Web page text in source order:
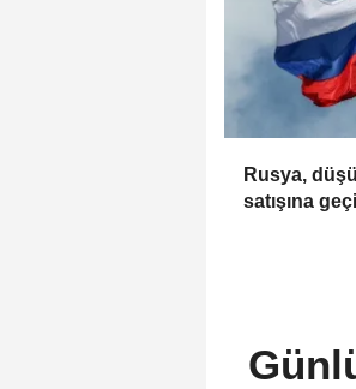
Rusya,
satışına